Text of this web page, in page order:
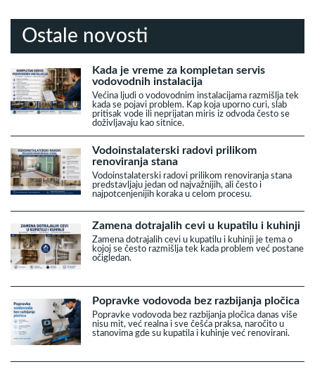
Ostale novosti
Kada je vreme za kompletan servis
vodovodnih instalacija
Većina ljudi o vodovodnim instalacijama razmišlja tek
kada se pojavi problem. Kap koja uporno curi, slab
pritisak vode ili neprijatan miris iz odvoda često se
doživljavaju kao sitnice.
Vodoinstalaterski radovi prilikom
renoviranja stana
Vodoinstalaterski radovi prilikom renoviranja stana
predstavljaju jedan od najvažnijih, ali često i
najpotcenjenijih koraka u celom procesu.
Zamena dotrajalih cevi u kupatilu i kuhinji
Zamena dotrajalih cevi u kupatilu i kuhinji je tema o
kojoj se često razmišlja tek kada problem već postane
očigledan.
Popravke vodovoda bez razbijanja pločica
Popravke vodovoda bez razbijanja pločica danas više
nisu mit, već realna i sve češća praksa, naročito u
stanovima gde su kupatila i kuhinje već renovirani.